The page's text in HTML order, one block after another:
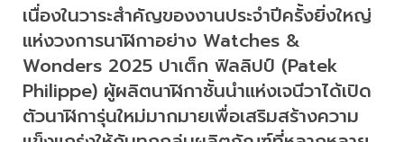
เนื่องในวาระสำคัญของงานประจำปีครั้งยิ่งใหญ่
แห่งวงการนาฬิกาอย่าง Watches &
Wonders 2025 ปาเต็ก ฟิลลิปป์ (Patek
Philippe) ผู้ผลิตนาฬิกาชั้นนำแห่งเจนีวาได้เปิด
ตัวนาฬิการุ่นใหม่มากมายเพื่อเสริมสร้างความ